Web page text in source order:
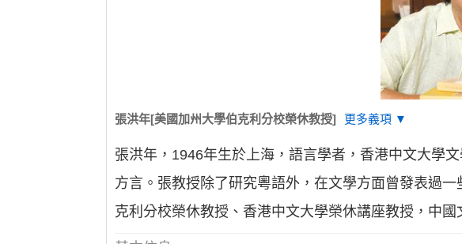
張洪年[美國加州大學伯克利分校榮休教授] 更多義項 ▼
張洪年，1946年生於上海，語言學者，香港中文大學
方言。張教授除了研究粵語外，在文學方面曾發表過
克利分校榮休教授、香港中文大學榮休講座教授，中國